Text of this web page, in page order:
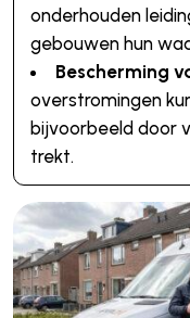
onderhouden
gebouwen hun
Bescherming
overstromingen
bijvoorbeeld door
trekt.